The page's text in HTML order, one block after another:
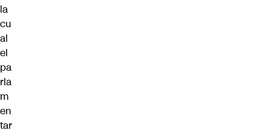
la
cu
al
el
pa
rla
m
en
tar